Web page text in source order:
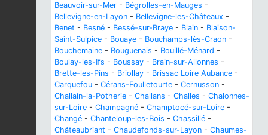
Beauvoir-sur-Mer - Bégrolles-en-Mauges -
Bellevigne-en-Layon - Bellevigne-les-Châteaux -
Benet - Besné - Bessé-sur-Braye - Blain - Blaison-
Saint-Sulpice - Bouaye - Bouchamps-lès-Craon -
Bouchemaine - Bouguenais - Bouillé-Ménard -
Boulay-les-Ifs - Boussay - Brain-sur-Allonnes -
Brette-les-Pins - Briollay - Brissac Loire Aubance -
Carquefou - Cérans-Foulletourte - Cernusson -
Challain-la-Potherie - Challans - Challes - Chalonnes-
sur-Loire - Champagné - Champtocé-sur-Loire -
Changé - Chanteloup-les-Bois - Chassillé -
Châteaubriant - Chaudefonds-sur-Layon - Chaumes-